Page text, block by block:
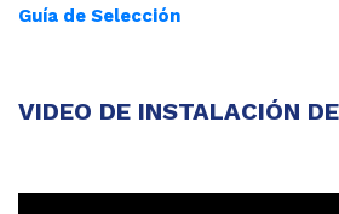
Guía de Selección
VIDEO DE INSTALACIÓN